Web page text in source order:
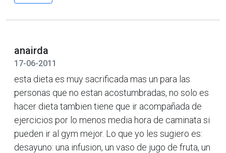
anairda
17-06-2011
esta dieta es muy sacrificada mas un para las
personas que no estan acostumbradas, no solo es
hacer dieta tambien tiene que ir acompañada de
ejercicios por lo menos media hora de caminata si
pueden ir al gym mejor. Lo que yo les sugiero es:
desayuno: una infusion, un vaso de jugo de fruta, un